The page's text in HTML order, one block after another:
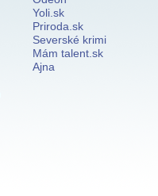
Yoli.sk
Priroda.sk
Severské krimi
Mám talent.sk
Ajna